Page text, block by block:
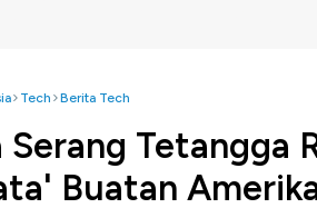
Tech Berita Tech
Serang Tetangga
Buatan